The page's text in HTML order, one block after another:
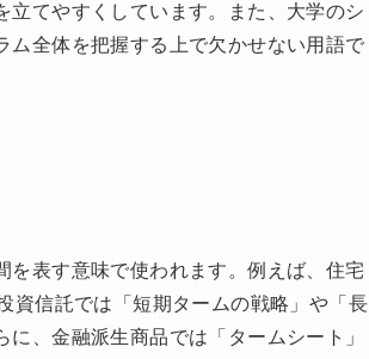
立てやすくしています。また、大学のシ
ム全体を把握する上で欠かせない用語で
表す意味で使われます。例えば、住宅
資信託では「短期タームの戦略」や「長
、金融派生商品では「タームシート」